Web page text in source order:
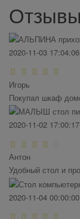
Отзывы
2020-11-03 17:04:06
Игорь
Покупал шкаф
2020-11-02 17:00:17
Антон
Удобный стол и
2020-11-04 00:00:00